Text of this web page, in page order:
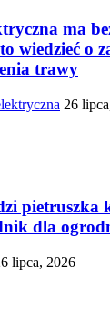
ma
wiedzieć o
trawy
26
pietruszka
dla
lipca, 2026